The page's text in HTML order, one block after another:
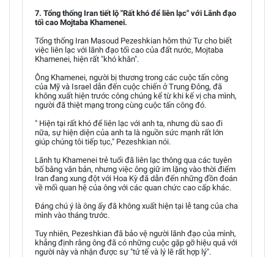
7. Tổng thống Iran tiết lộ "Rất khó để liên lạc" với Lãnh đạo
tối cao Mojtaba Khamenei.
Tổng thống Iran Masoud Pezeshkian hôm thứ Tư cho biết
việc liên lạc với lãnh đạo tối cao của đất nước, Mojtaba
Khamenei, hiện rất "khó khăn".
Ông Khamenei, người bị thương trong các cuộc tấn công
của Mỹ và Israel dẫn đến cuộc chiến ở Trung Đông, đã
không xuất hiện trước công chúng kể từ khi kế vị cha mình,
người đã thiệt mạng trong cùng cuộc tấn công đó.
" Hiện tại rất khó để liên lạc với anh ta, nhưng dù sao đi
nữa, sự hiện diện của anh ta là nguồn sức mạnh rất lớn
giúp chúng tôi tiếp tục," Pezeshkian nói.
Lãnh tụ Khamenei trẻ tuổi đã liên lạc thông qua các tuyên
bố bằng văn bản, nhưng việc ông giữ im lặng vào thời điểm
Iran đang xung đột với Hoa Kỳ đã dẫn đến những đồn đoán
về mối quan hệ của ông với các quan chức cao cấp khác.
Đáng chú ý là ông ấy đã không xuất hiện tại lễ tang của cha
mình vào tháng trước.
Tuy nhiên, Pezeshkian đã bảo vệ người lãnh đạo của mình,
khẳng định rằng ông đã có những cuộc gặp gỡ hiệu quả với
người này và nhận được sự "tử tế và lý lẽ rất hợp lý".